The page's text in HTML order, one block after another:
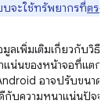
บจะใช้ทรัพยากรที่ตรง
ลเพิ่มเติมเกี่ยวกับวิธีจั
แน่นของหน้าจอที่แตกต่
อาจปรับขนาด
กับความหนาแน่นปัจจุ